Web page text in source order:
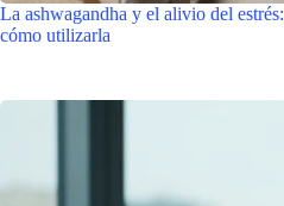
La ashwagandha y el alivio del
cómo utilizarla